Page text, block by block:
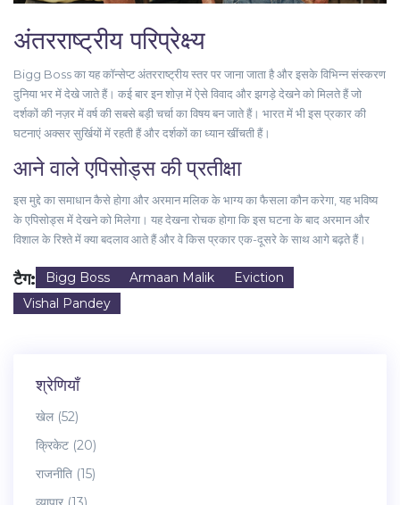
अंतरराष्ट्रीय परिप्रेक्ष्य
Bigg Boss का यह कॉन्सेप्ट अंतरराष्ट्रीय स्तर पर जाना जाता है और इसके विभिन्न संस्करण
दुनिया भर में देखे जाते हैं। कई बार इन शोज़ में ऐसे विवाद और झगड़े देखने को मिलते हैं जो
दर्शकों की नज़र में वर्ष की सबसे बड़ी चर्चा का विषय बन जाते हैं। भारत में भी इस प्रकार की
घटनाएं अक्सर सुर्खियों में रहती हैं और दर्शकों का ध्यान खींचती हैं।
आने वाले एपिसोड्स की प्रतीक्षा
इस मुद्दे का समाधान कैसे होगा और अरमान मलिक के भाग्य का फैसला कौन करेगा, यह भविष्य
के एपिसोड्स में देखने को मिलेगा। यह देखना रोचक होगा कि इस घटना के बाद अरमान और
विशाल के रिश्ते में क्या बदलाव आते हैं और वे किस प्रकार एक-दूसरे के साथ आगे बढ़ते हैं।
टैग: Bigg Boss Armaan Malik
Eviction
Vishal Pandey
श्रेणियाँ
खेल (52)
क्रिकेट (20)
राजनीति (15)